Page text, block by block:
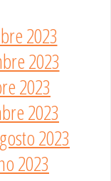
2023
2023
2023
2023
2023
2023